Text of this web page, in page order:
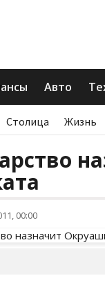
Авто
Столица Жизнь
00:00